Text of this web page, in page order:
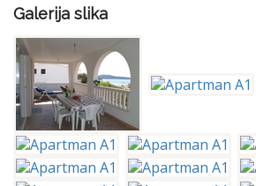
Galerija slika